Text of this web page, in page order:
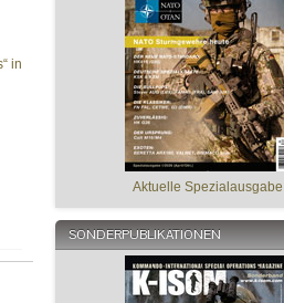
in
Aktuelle Spezialausgabe
SONDERPUBLIKATIONEN